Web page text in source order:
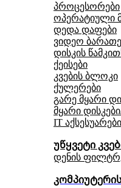
პროცესორები
ოპერატიული
დედა დაფები
ვიდეო
დისკის
ქეისები
კვების ბლოკი
ქულერები
გარე მყარი
მყარი
IT აქსესუარები
უწყვეტი
დენის